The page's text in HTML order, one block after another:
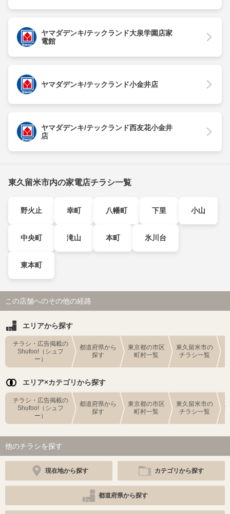
ヤマダデンキ/テックランド大泉学園店家
電館
ヤマダデンキ/テックランド小金井店
ヤマダデンキ/テックランド西友花小金井
店
東久留米市内の家電店チラシ一覧
野火止 幸町 八幡町 下里 小山
中央町 滝山 本町 氷川台
東本町
この店舗へのその他の経路
エリアから探す
チラシ・広告掲載の
Shufoo!（シュフ
ー）
都道府県から
探す
東京都の市区
町村一覧
東久留米市の
チラシ一覧
エリア×カテゴリから探す
チラシ・広告掲載の
Shufoo!（シュフ
ー）
都道府県から
探す
東京都の市区
町村一覧
東久留米市の
チラシ一覧
他のチラシを探す
現在地から探す カテゴリから探す
都道府県から探す